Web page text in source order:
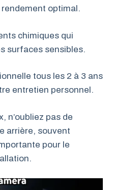
optimal.
chimiques qui
surfaces sensibles.
tous les 2 à 3 ans
entretien personnel.
n’oubliez pas de
arrière, souvent
pour le